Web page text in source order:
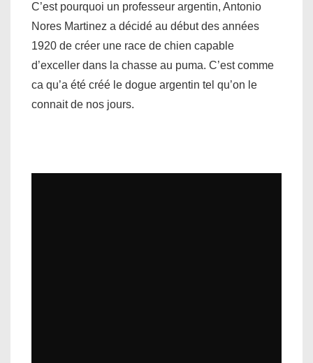
C’est pourquoi un professeur argentin, Antonio
Nores Martinez a décidé au début des années
1920 de créer une race de chien capable
d’exceller dans la chasse au puma. C’est comme
ca qu’a été créé le dogue argentin tel qu’on le
connait de nos jours.